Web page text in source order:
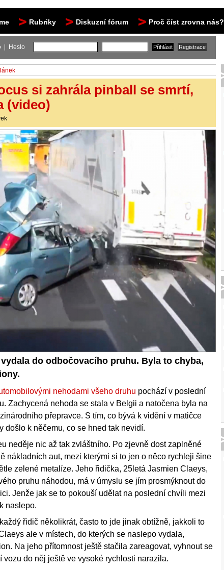
Rubriky Diskuzní fórum Proč číst zrovna nás?
| Heslo
si zahrála pinball se smrtí,
(video)
do odbočovacího pruhu. Byla to chyba,
nehodami všeho druhu pochází v poslední
Zachycená nehoda se stala v Belgii a natočena byla na
přepravce. S tím, co bývá k vidění v matičce
došlo k něčemu, co se hned tak nevidí.
neděje nic až tak zvláštního. Po zjevně dost zaplněné
nákladních aut, mezi kterými si to jen o něco rychleji šine
zelené metalíze. Jeho řidička, 25letá Jasmien Claeys,
pruhu náhodou, má v úmyslu se jím prosmýknout do
Jenže jak se to pokouší udělat na poslední chvíli mezi
naslepo.
řidič několikrát, často to jde jinak obtížně, jakkoli to
ale v místech, do kterých se naslepo vydala,
Na jeho přítomnost ještě stačila zareagovat, vyhnout se
do něj ještě ve vysoké rychlosti narazila.